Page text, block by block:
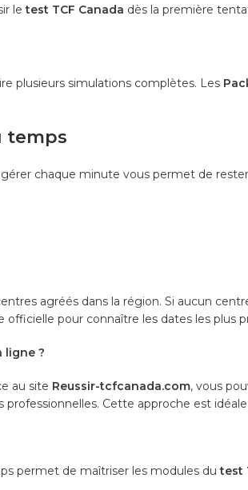
letest TCF Canada dès la première
plusieurs simulations complètes. Les
temps
chaque minute vous permet de
agréés dans la région. Si aucun
officielle pour connaître les dates les plus
ligne ?
au site Reussir-tcfcanada.com, vous
professionnelles. Cette approche est
permet de maîtriser les modules dutest